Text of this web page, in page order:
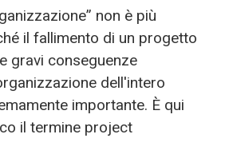
non è più
il fallimento di un progetto
gravi conseguenze
dell'intero
importante. È qui
il termine project